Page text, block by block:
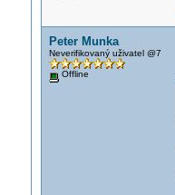
Peter Munka
Neverifikovaný uživatel @7
Offline